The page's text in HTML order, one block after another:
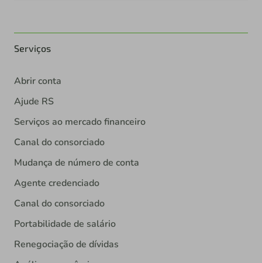
Serviços
Abrir conta
Ajude RS
Serviços ao mercado financeiro
Canal do consorciado
Mudança de número de conta
Agente credenciado
Canal do consorciado
Portabilidade de salário
Renegociação de dívidas